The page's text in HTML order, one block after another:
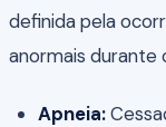
definida pela
anormais durante
Apneia: